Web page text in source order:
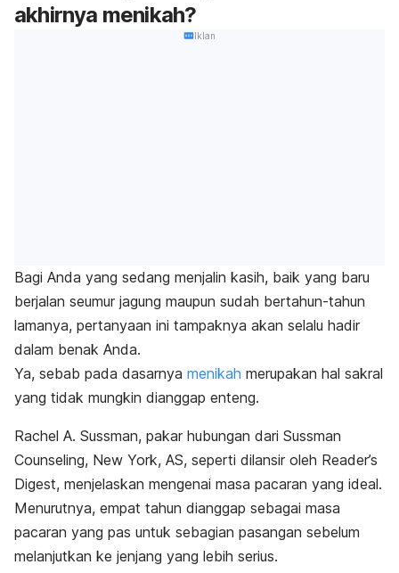
akhirnya menikah?
Iklan
Bagi Anda yang sedang menjalin kasih, baik yang baru
berjalan seumur jagung maupun sudah bertahun-tahun
lamanya, pertanyaan ini tampaknya akan selalu hadir
dalam benak Anda.
Ya, sebab pada dasarnya menikah merupakan hal sakral
yang tidak mungkin dianggap enteng.
Rachel A. Sussman, pakar hubungan dari Sussman
Counseling, New York, AS, seperti dilansir oleh Reader’s
Digest, menjelaskan mengenai masa pacaran yang ideal.
Menurutnya, empat tahun dianggap sebagai masa
pacaran yang pas untuk sebagian pasangan sebelum
melanjutkan ke jenjang yang lebih serius.